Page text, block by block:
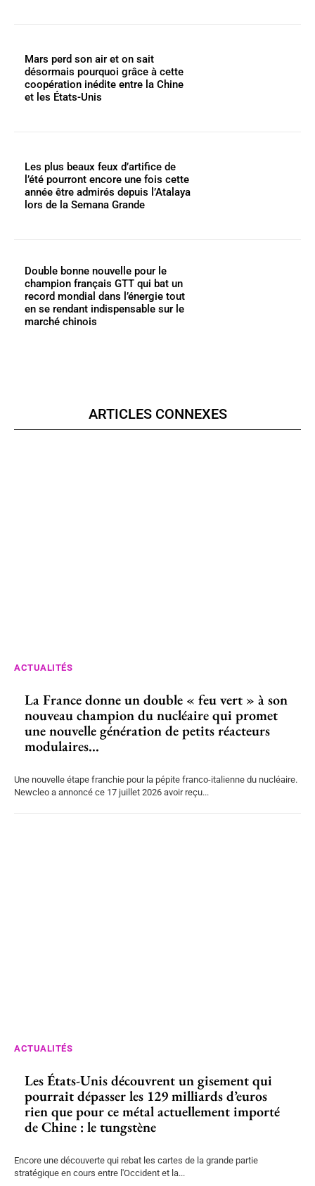
Mars perd son air et on sait
désormais pourquoi grâce à cette
coopération inédite entre la Chine
et les États-Unis
Les plus beaux feux d’artifice de
l’été pourront encore une fois cette
année être admirés depuis l’Atalaya
lors de la Semana Grande
Double bonne nouvelle pour le
champion français GTT qui bat un
record mondial dans l’énergie tout
en se rendant indispensable sur le
marché chinois
ARTICLES CONNEXES
ACTUALITÉS
La France donne un double « feu vert » à son
nouveau champion du nucléaire qui promet
une nouvelle génération de petits réacteurs
modulaires...
Une nouvelle étape franchie pour la pépite franco-italienne du nucléaire.
Newcleo a annoncé ce 17 juillet 2026 avoir reçu...
ACTUALITÉS
Les États-Unis découvrent un gisement qui
pourrait dépasser les 129 milliards d’euros
rien que pour ce métal actuellement importé
de Chine : le tungstène
Encore une découverte qui rebat les cartes de la grande partie
stratégique en cours entre l'Occident et la...